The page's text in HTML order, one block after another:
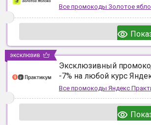
Все промокоды Золотое
Эксклюзивный
-7% на любой курс
Все промокоды Яндекс
эксклюзив